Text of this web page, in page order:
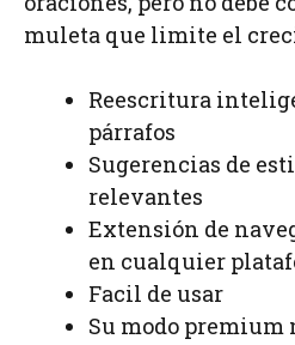
muleta que limite el
Reescritura
párrafos
Sugerencias de
relevantes
Extensión de
en cualquier
Facil de usar
Su modo premium